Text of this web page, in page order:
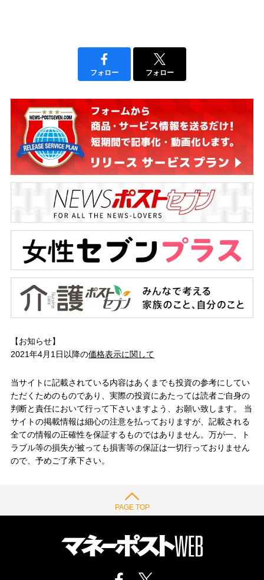
フォロー フォロー
【お知らせ】
2021年4月1日以降の価格表示に関して
当サイトに記載されている内容はあくまでも投資の参考にしてい
ただくためのものであり、実際の投資にあたっては読者ご自身の
判断と責任において行って下さいますよう、お願い致します。 当
サイトの掲載情報は細心の注意を払っておりますが、記載される
全ての情報の正確性を保証するものではありません。万が一、ト
ラブル等の損失が被っても損害等の保証は一切行っておりません
ので、予めご了承下さい。
PAGE TOP